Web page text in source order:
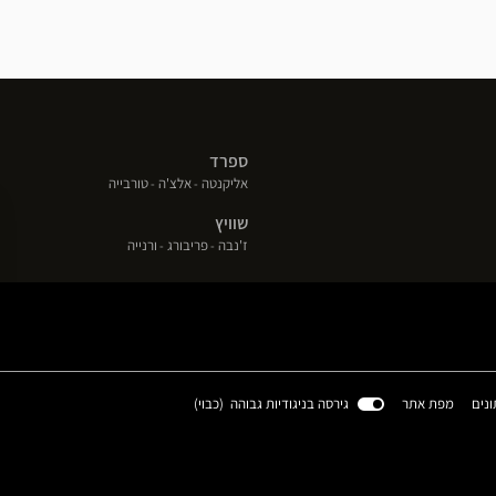
ספרד
אליקנטה(פתח
אלצ'ה(פתח
טורבייה(פתח
שוויץ
ז'נבה(פתח
פריבורג (פתח
ורנייה(פתח
(פתחמפת אתר גירסה בניגודיות גבוהה (כבוי)